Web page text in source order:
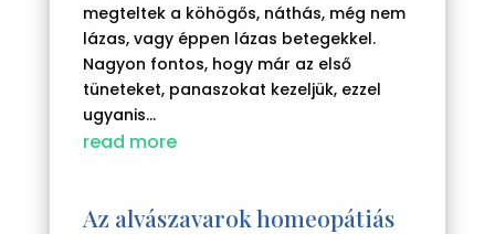
megteltek a köhögős, náthás, még nem
lázas, vagy éppen lázas betegekkel.
Nagyon fontos, hogy már az első
tüneteket, panaszokat kezeljük, ezzel
ugyanis...
read more
Az alvászavarok homeopátiás